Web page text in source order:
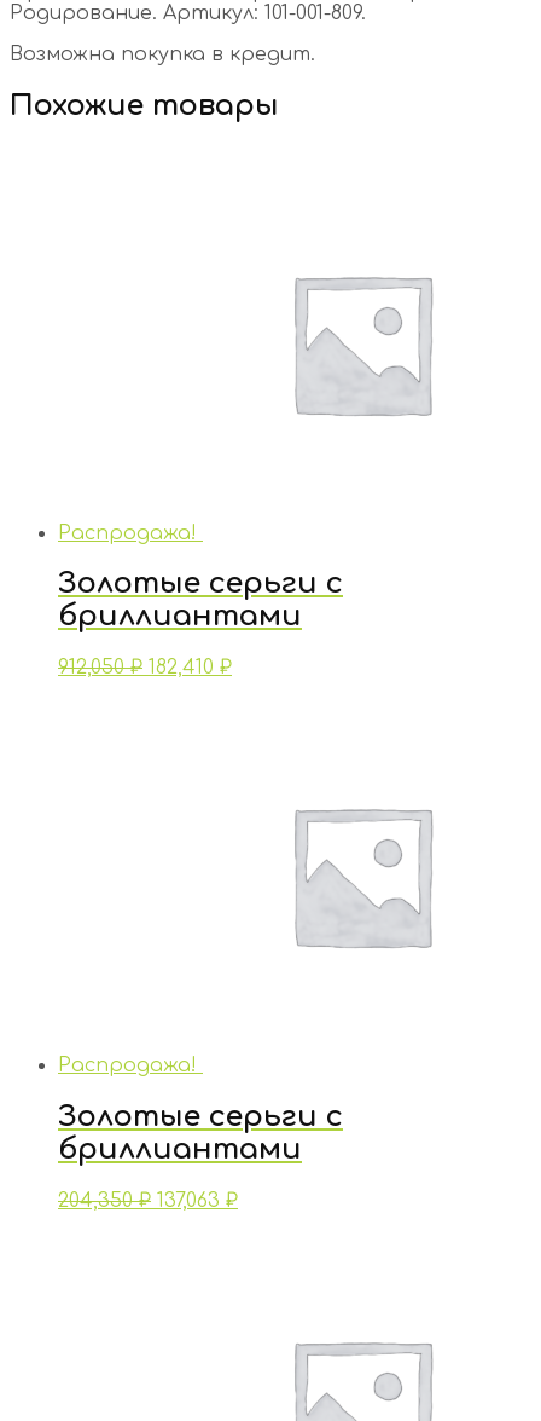
Родирование. Артикул: 101-001-809.
Возможна покупка в кредит.
Похожие товары
Распродажа!
Золотые серьги с
бриллиантами
912,050₽ 182,410 ₽
Распродажа!
Золотые серьги с
бриллиантами
204,350₽ 137,063 ₽